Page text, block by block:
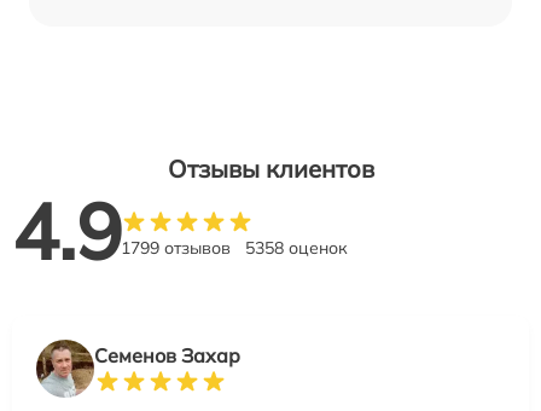
Отзывы клиентов
4.91799 отзывов 5358 оценок
Семенов Захар